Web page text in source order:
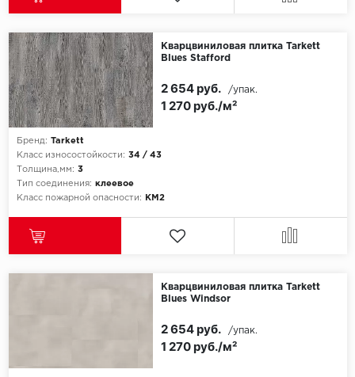
KDF
Кварцвиниловая плитка Tarkett
Blues Stafford
Бренд: Tarkett
Класс износостойкости: 34 / 43
Толщина,мм: 3
Тип соединения: клеевое
Класс пожарной опасности:
КМ2
1 270 руб./м²
2 654 руб. /упак.
Кварцвиниловая плитка Tarkett
Blues Windsor
1 270 руб./м²
2 654 руб. /упак.